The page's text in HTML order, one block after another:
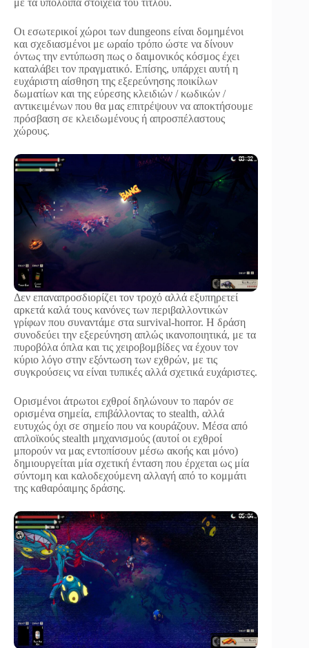
με τα υπόλοιπα στοιχεία του τίτλου.
Oι εσωτερικοί χώροι των dungeons είναι δομημένοι
και σχεδιασμένοι με ωραίο τρόπο ώστε να δίνουν
όντως την εντύπωση πως ο δαιμονικός κόσμος έχει
καταλάβει τον πραγματικό. Επίσης, υπάρχει αυτή η
ευχάριστη αίσθηση της εξερεύνησης ποικίλων
δωματίων και της εύρεσης κλειδιών / κωδικών /
αντικειμένων που θα μας επιτρέψουν να αποκτήσουμε
πρόσβαση σε κλειδωμένους ή απροσπέλαστους
χώρους.
Δεν επαναπροσδιορίζει τον τροχό αλλά εξυπηρετεί
αρκετά καλά τους κανόνες των περιβαλλοντικών
γρίφων που συναντάμε στα survival-horror. Η δράση
συνοδεύει την εξερεύνηση απλώς ικανοποιητικά, με τα
πυροβόλα όπλα και τις χειροβομβίδες να έχουν τον
κύριο λόγο στην εξόντωση των εχθρών, με τις
συγκρούσεις να είναι τυπικές αλλά σχετικά ευχάριστες.
Ορισμένοι άτρωτοι εχθροί δηλώνουν το παρόν σε
ορισμένα σημεία, επιβάλλοντας το stealth, αλλά
ευτυχώς όχι σε σημείο που να κουράζουν. Μέσα από
απλοϊκούς stealth μηχανισμούς (αυτοί οι εχθροί
μπορούν να μας εντοπίσουν μέσω ακοής και μόνο)
δημιουργείται μία σχετική ένταση που έρχεται ως μία
σύντομη και καλοδεχούμενη αλλαγή από το κομμάτι
της καθαρόαιμης δράσης.